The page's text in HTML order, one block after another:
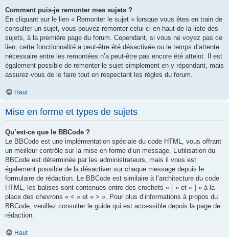
Comment puis-je remonter mes sujets ?
En cliquant sur le lien « Remonter le sujet » lorsque vous êtes en train de
consulter un sujet, vous pouvez remonter celui-ci en haut de la liste des
sujets, à la première page du forum. Cependant, si vous ne voyez pas ce
lien, cette fonctionnalité a peut-être été désactivée ou le temps d’attente
nécessaire entre les remontées n’a peut-être pas encore été atteint. Il est
également possible de remonter le sujet simplement en y répondant, mais
assurez-vous de le faire tout en respectant les règles du forum.
Haut
Mise en forme et types de sujets
Qu’est-ce que le BBCode ?
Le BBCode est une implémentation spéciale du code HTML, vous offrant
un meilleur contrôle sur la mise en forme d’un message. L’utilisation du
BBCode est déterminée par les administrateurs, mais il vous est
également possible de la désactiver sur chaque message depuis le
formulaire de rédaction. Le BBCode est similaire à l’architecture du code
HTML, les balises sont contenues entre des crochets « [ » et « ] » à la
place des chevrons « < » et « > ». Pour plus d’informations à propos du
BBCode, veuillez consulter le guide qui est accessible depuis la page de
rédaction.
Haut